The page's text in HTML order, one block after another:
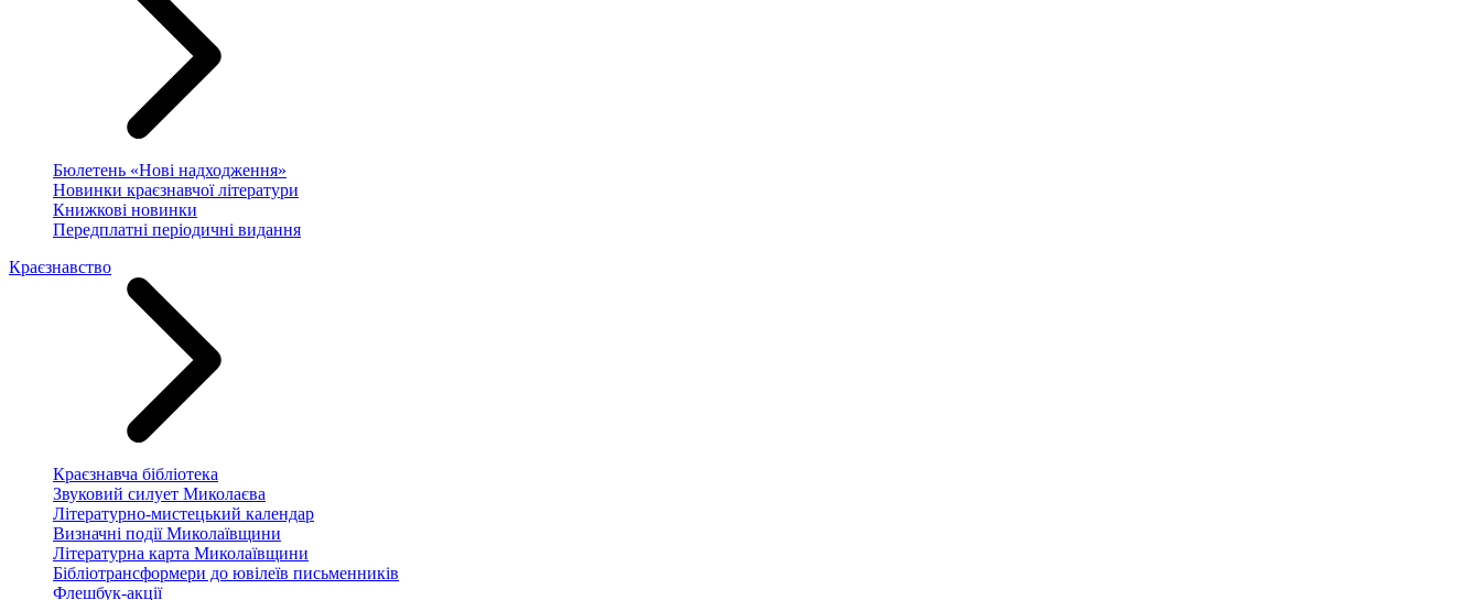
Бюлетень «Нові надходження»
Новинки краєзнавчої літератури
Книжкові новинки
Передплатні періодичні видання
Краєзнавство
Краєзнавча бібліотека
Звуковий силует Миколаєва
Літературно-мистецький календар
Визначні події Миколаївщини
Літературна карта Миколаївщини
Бібліотрансформери до ювілеїв письменників
Флешбук-акції